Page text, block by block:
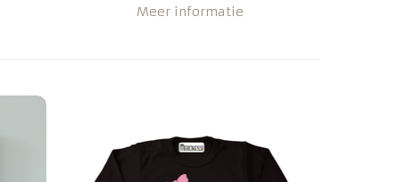
Meer informatie